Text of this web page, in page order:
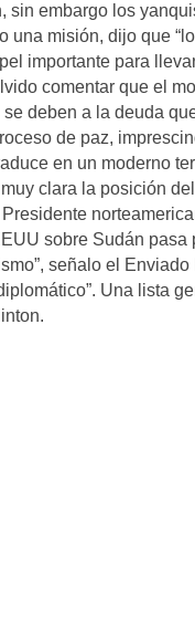
sin embargo los
una misión, dijo que
importante para
comentar que el
deben a la deuda
de paz,
en un moderno
clara la posición
Presidente
sobre Sudán
señalo el
Una lista